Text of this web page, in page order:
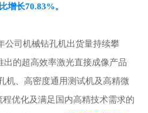
增长70.83%。
公司机械钻孔机出货量持续攀
出的超高效率激光直接成像产品
机、高密度通用测试机及高精微
优化及满足国内高精技术需求的